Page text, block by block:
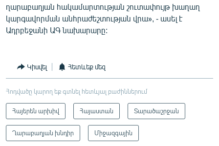
ղարաբաղյան հակամարտության շուտափույթ խաղաղ
կարգավորման անհրաժեշտության վրա», - ասել է
Ադրբեջանի ԱԳ նախարարը:
Կիսվել Հետևեք մեզ
Հոդվածը կարող եք գտնել հետևյալ բաժիններում
Հայերեն արխիվ Հայաստան Տարածաշրջան
Ղարաբաղյան խնդիր Միջազգային